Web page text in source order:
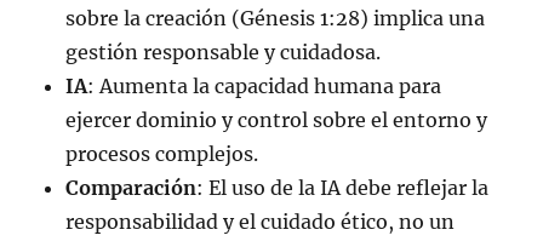
sobre la creación (Génesis 1:28) implica una
gestión responsable y cuidadosa.
IA: Aumenta la capacidad humana para
ejercer dominio y control sobre el entorno y
procesos complejos.
Comparación: El uso de la IA debe reflejar la
responsabilidad y el cuidado ético, no un